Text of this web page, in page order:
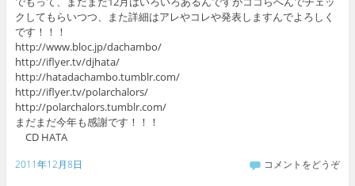
クしてもらいつつ、また詳細はアレやコレや発表しますんでよろしく
です！！！
http://www.bloc.jp/dachambo/
http://iflyer.tv/djhata/
http://hatadachambo.tumblr.com/
http://iflyer.tv/polarchalors/
http://polarchalors.tumblr.com/
まだまだ今年も感謝です！！！
CD HATA
2011年12月8日 コメントをどうぞ